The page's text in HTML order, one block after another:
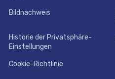
Bildnachweis
Historie der Privatsphäre-
Einstellungen
Cookie-Richtlinie